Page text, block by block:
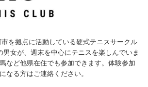
を拠点に活動している硬式テニスサークル
女が、週末を中心にテニスを楽しんでいま
など他県在住でも参加できます。体験参加
なる方はご連絡ください。